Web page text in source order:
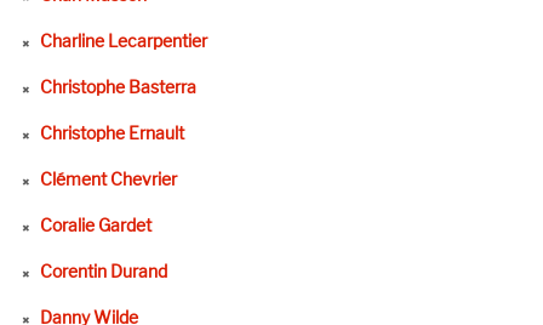
Charline Lecarpentier
Christophe Basterra
Christophe Ernault
Clément Chevrier
Coralie Gardet
Corentin Durand
Danny Wilde